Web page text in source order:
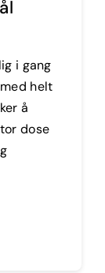
i gang
helt
å
dose